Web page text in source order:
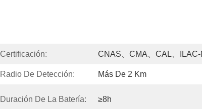
Certificación: CNAS、CMA、CAL、ILAC-
Radio De Detección: Más De 2 Km
Duración De La Batería: ≥8h